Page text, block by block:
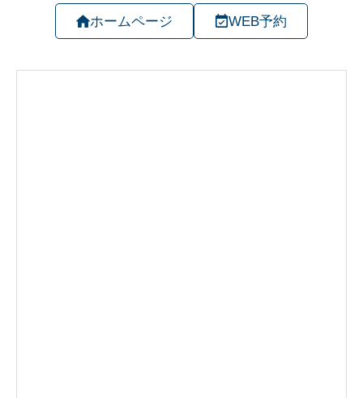
ホームページ WEB予約